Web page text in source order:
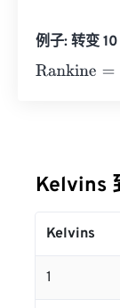
例子: 转变
Rankine= 10
Kelvins
Kelvins
1